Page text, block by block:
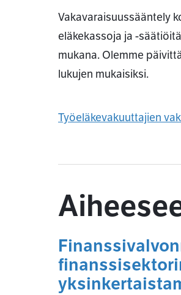
Vakavaraisuussääntely
eläkekassoja ja -
mukana. Olemme
lukujen mukaisiksi.
Työeläkevakuuttajien